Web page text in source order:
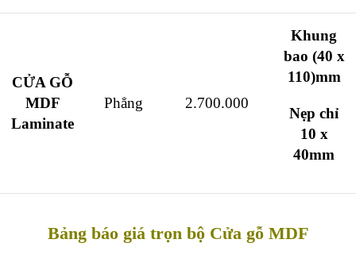
CỬA GỖ
MDF
Laminate
Phẳng 2.700.000
Khung
bao (40 x
110)mm
Nẹp chỉ
10 x
40mm
Bảng báo giá trọn bộ Cửa gỗ MDF